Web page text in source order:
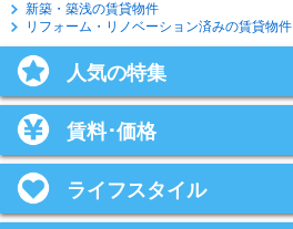
新築・築浅の賃貸物件
リフォーム・リノベーション済みの賃貸物件
人気の特集
賃料･価格
ライフスタイル